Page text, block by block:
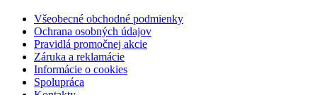
Všeobecné obchodné podmienky
Ochrana osobných údajov
Pravidlá promočnej akcie
Záruka a reklamácie
Informácie o cookies
Spolupráca